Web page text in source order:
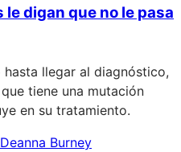
le digan que no le pasa
llegar al diagnóstico,
tiene una mutación
en su tratamiento.